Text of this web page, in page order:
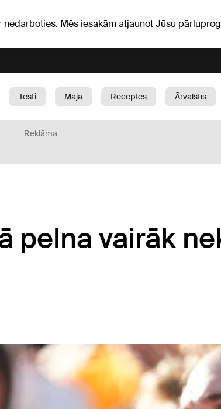
Mēs iesakām atjaunot Jūsu
Testi Māja Receptes Ārvalstīs
Reklāma
pelna vairāk